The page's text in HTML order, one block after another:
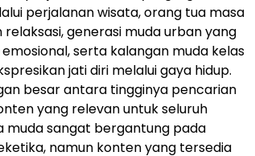
perjalanan wisata, orang tua masa
generasi muda urban yang
serta kalangan muda kelas
jati diri melalui gaya hidup.
besar antara tingginya pencarian
yang relevan untuk seluruh
muda sangat bergantung pada
namun konten yang tersedia